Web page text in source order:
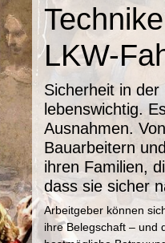
LKW-
Sicherheit in
lebenswichtig.
Ausnahmen.
Bauarbeitern
ihren Familien,
dass sie sicher
Arbeitgeber können
ihre Belegschaft – und